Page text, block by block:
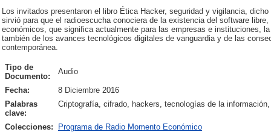
Los invitados presentaron el libro Ética Hacker, seguridad y vigilancia,
sirvió para que el radioescucha conociera de la existencia del software
económicos, que significa actualmente para las empresas e instituciones,
también de los avances tecnológicos digitales de vanguardia y de las
contemporánea.
Tipo de
Documento:
Audio
Fecha:
8 Diciembre 2016
Palabras
clave:
Criptografía, cifrado, hackers, tecnologías de la
Colecciones: Programa de Radio Momento Económico